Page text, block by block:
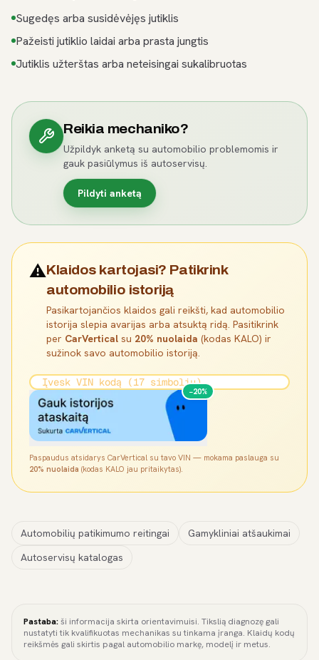
Sugedęs arba susidėvėjęs jutiklis
Pažeisti jutiklio laidai arba prasta jungtis
Jutiklis užterštas arba neteisingai sukalibruotas
Reikia mechaniko?
Užpildyk anketą su automobilio problemomis ir
gauk pasiūlymus iš autoservisų.
Pildyti anketą
⚠️Klaidos kartojasi? Patikrink
automobilio istoriją
Pasikartojančios klaidos gali reikšti, kad automobilio
istorija slepia avarijas arba atsuktą ridą. Pasitikrink
per CarVertical su 20% nuolaida (kodas KALO) ir
sužinok savo automobilio istoriją.
−20%
Paspaudus atsidarys CarVertical su tavo VIN — mokama paslauga su
20% nuolaida (kodas KALO jau pritaikytas).
Automobilių patikimumo reitingai
Gamykliniai atšaukimai
Autoservisų katalogas
Pastaba:ši informacija skirta orientavimuisi. Tikslią diagnozę gali
nustatyti tik kvalifikuotas mechanikas su tinkama įranga. Klaidų kodų
reikšmės gali skirtis pagal automobilio markę, modelį ir metus.